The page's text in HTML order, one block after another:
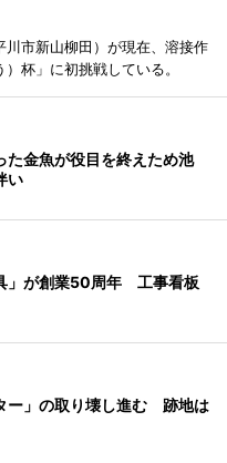
市新山柳田）が現在、溶接作
杯」に初挑戦している。
た金魚が役目を終えため池
い
」が創業50周年 工事看板
ー」の取り壊し進む 跡地は